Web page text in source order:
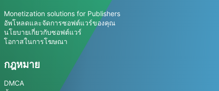
Monetization solutions for Publishers
อัพโหลดและจัดการซอฟต์แวร์ของคุณ
นโยบายเกี่ยวกับซอฟต์แวร์
โอกาสในการโฆษณา
กฎหมาย
DMCA